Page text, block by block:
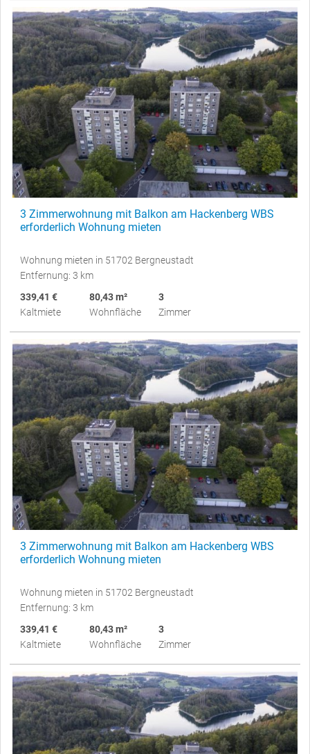
3 Zimmerwohnung mit Balkon am Hackenberg WBS
erforderlich Wohnung mieten
Wohnung mieten in 51702 Bergneustadt
Entfernung: 3 km
339,41 €
Kaltmiete
80,43 m²
Wohnfläche
3
Zimmer
3 Zimmerwohnung mit Balkon am Hackenberg WBS
erforderlich Wohnung mieten
Wohnung mieten in 51702 Bergneustadt
Entfernung: 3 km
339,41 €
Kaltmiete
80,43 m²
Wohnfläche
3
Zimmer